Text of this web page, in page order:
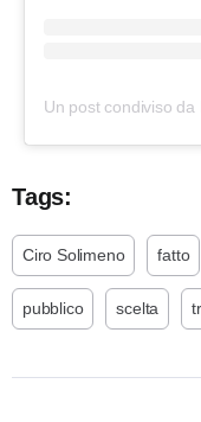
Tags:
Ciro Solimeno fatto
pubblico scelta